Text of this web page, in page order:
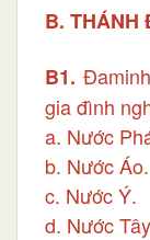
B. THÁNH
B1.
gia đình
a. Nước
b. Nước Áo.
c. Nước Ý.
d. Nước